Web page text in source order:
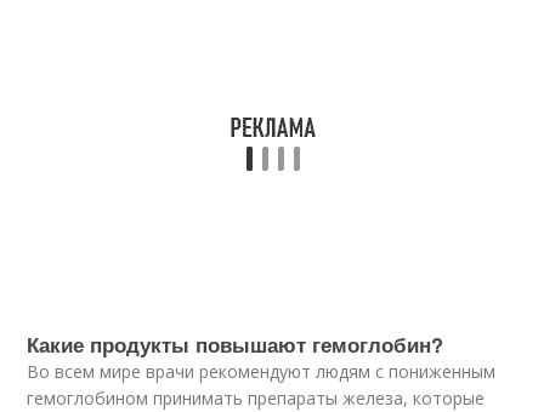
Какие продукты повышают гемоглобин?
Во всем мире врачи рекомендуют людям с пониженным
гемоглобином принимать препараты железа, которые